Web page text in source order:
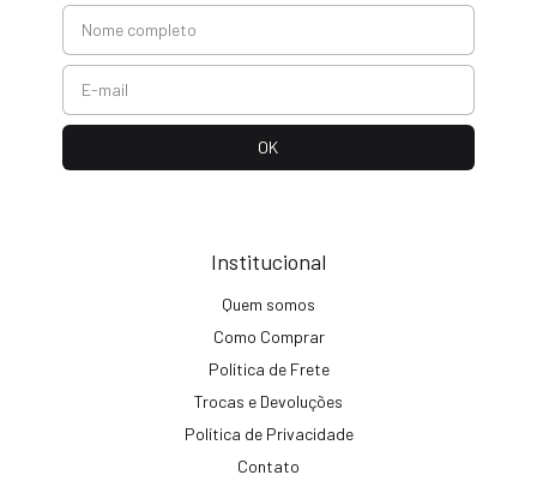
Institucional
Quem somos
Como Comprar
Política de Frete
Trocas e Devoluções
Política de Privacidade
Contato